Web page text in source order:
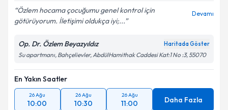
Özlem hocama çocuğumu genel kontrol için
götürüyorum. İletişimi oldukça iyi;...
Devamı
Op. Dr. Özlem Beyazyıldız Haritada Göster
Su apartmanı, Bahçelievler, AbdülHamithak Caddesi Kat:1 No :3, 55070
En Yakın Saatler
26 Ağu
10:00
26 Ağu
10:30
26 Ağu
11:00 Daha Fazla